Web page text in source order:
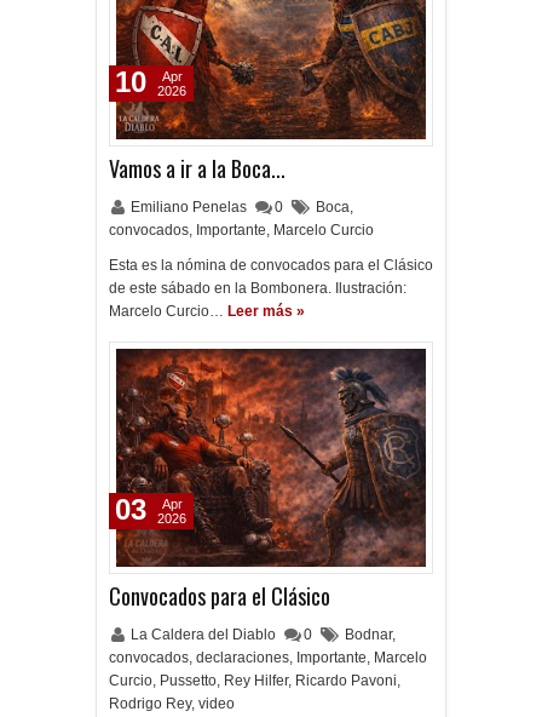
Vamos a ir a la Boca...
Emiliano Penelas 0 Boca,
convocados, Importante, Marcelo Curcio
Esta es la nómina de convocados para el Clásico
de este sábado en la Bombonera. Ilustración:
Marcelo Curcio… Leer más »
10
Apr
2026
Convocados para el Clásico
La Caldera del Diablo 0 Bodnar,
convocados, declaraciones, Importante, Marcelo
Curcio, Pussetto, Rey Hilfer, Ricardo Pavoni,
Rodrigo Rey, video
03
Apr
2026